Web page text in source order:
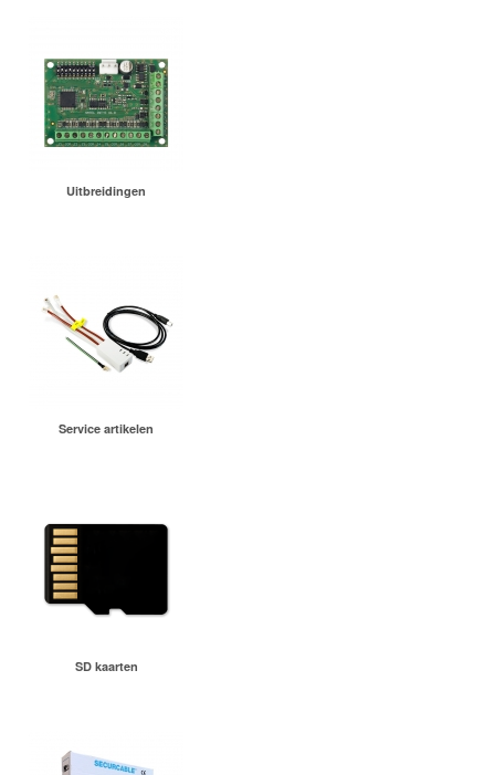
Uitbreidingen
Service artikelen
SD kaarten